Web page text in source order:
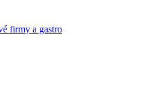
firmy a gastro